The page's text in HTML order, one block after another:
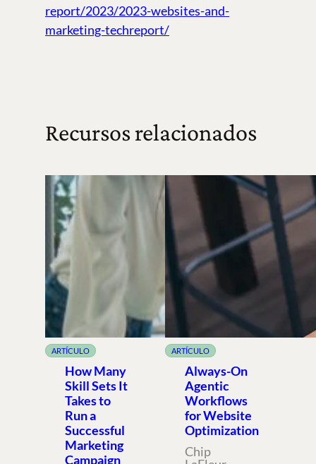
report/2023/2023-websites-and-
marketing-techreport/
Recursos relacionados
ARTÍCULO
How Many
Skill Sets It
Takes to
Run a
Successful
Marketing
Campaign
ARTÍCULO
Always-On
Agentic
Workflows
for Website
Optimization
Chip